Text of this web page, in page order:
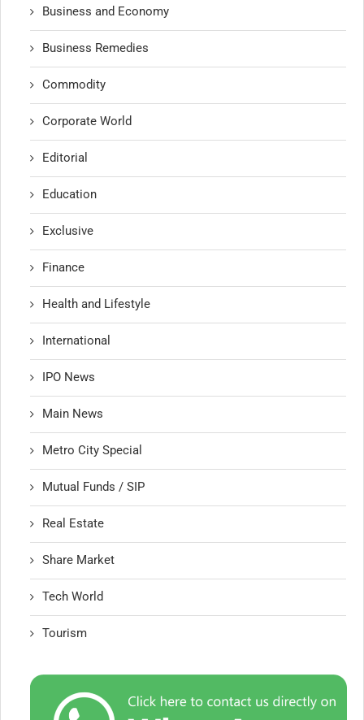
Business and Economy
Business Remedies
Commodity
Corporate World
Editorial
Education
Exclusive
Finance
Health and Lifestyle
International
IPO News
Main News
Metro City Special
Mutual Funds / SIP
Real Estate
Share Market
Tech World
Tourism